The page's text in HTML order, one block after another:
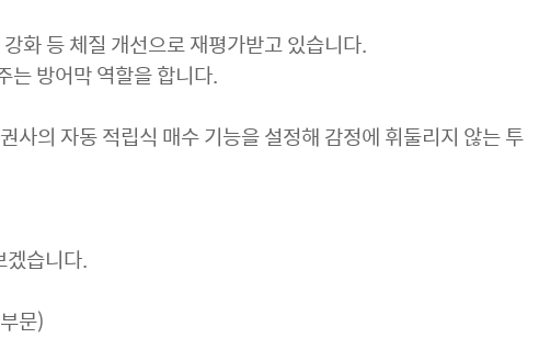
화 등 체질 개선으로 재평가받고 있습니다.
는 방어막 역할을 합니다.
사의 자동 적립식 매수 기능을 설정해 감정에 휘둘리지 않는 투
겠습니다.
문)